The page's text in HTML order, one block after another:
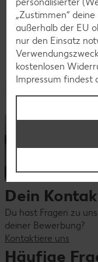
Dein
Du hast Fragen zu
deiner Bewerbung?
Kontaktiere uns
Häufige
„Zustimmen“
außerhalb der EU
nur den Einsatz
kostenlosen
Impressum findest